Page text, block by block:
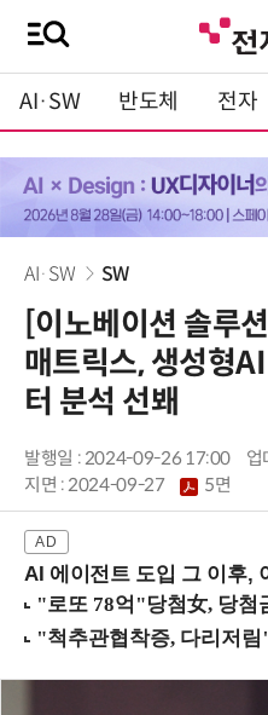
AI·SW 반도체 전자
AI·SW SW
[이노베이션 솔루
매트릭스, 생성형
터 분석 선봬
발행일 : 2024-09-26 17:00
지면 :2024-09-27 5면
AI 에이전트 도입 그 이후,